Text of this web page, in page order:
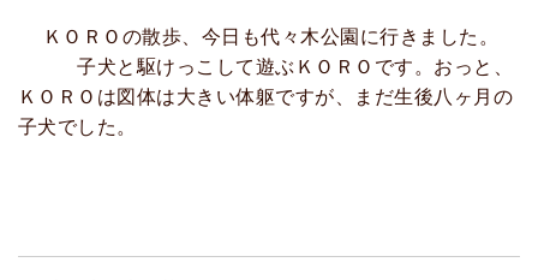
ＫＯＲＯの散歩、今日も代々木公園に行きました。
子犬と駆けっこして遊ぶＫＯＲＯです。おっと、
ＫＯＲＯは図体は大きい体躯ですが、まだ生後八ヶ月の
子犬でした。